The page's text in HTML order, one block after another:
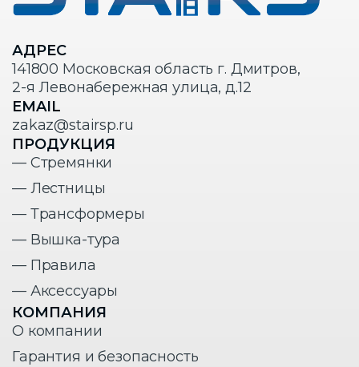
АДРЕС
141800 Московская область г. Дмитров,
2-я Левонабережная улица, д.12
EMAIL
zakaz@stairsp.ru
ПРОДУКЦИЯ
— Стремянки
— Лестницы
— Трансформеры
— Вышка-тура
— Правила
— Аксессуары
КОМПАНИЯ
О компании
Гарантия и безопасность